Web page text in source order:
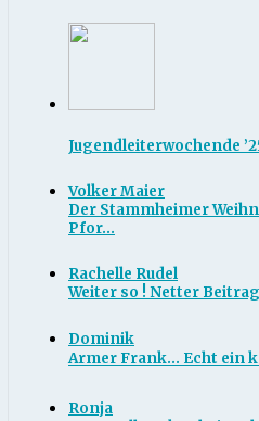
Jugendleiterwochende
Volker Maier
Der Stammheimer
Pfor...
Rachelle Rudel
Weiter so ! Netter
Dominik
Armer Frank... Echt ein
Ronja